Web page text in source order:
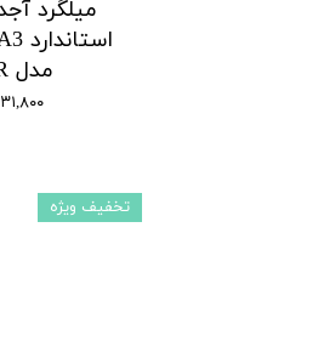
مدل XTOR
۳۱,۸۰۰ تومان
تخفیف ویژه